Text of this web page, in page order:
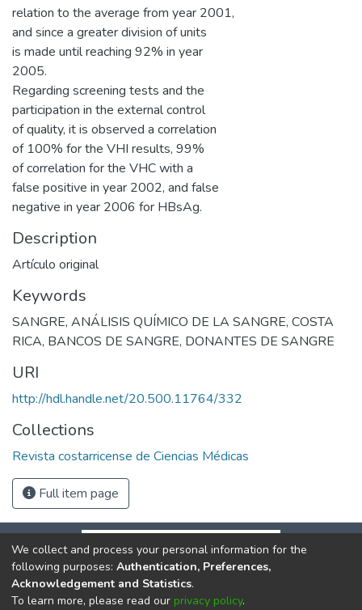
relation to the average from year 2001,
and since a greater division of units
is made until reaching 92% in year
2005.
Regarding screening tests and the
participation in the external control
of quality, it is observed a correlation
of 100% for the VHI results, 99%
of correlation for the VHC with a
false positive in year 2002, and false
negative in year 2006 for HBsAg.
Description
Artículo original
Keywords
SANGRE, ANÁLISIS QUÍMICO DE LA SANGRE, COSTA
RICA, BANCOS DE SANGRE, DONANTES DE SANGRE
URI
http://hdl.handle.net/20.500.11764/332
Collections
Revista costarricense de Ciencias Médicas
Full item page
We collect and process your personal information for the
following purposes: Authentication, Preferences,
Acknowledgement and Statistics.
To learn more, please read our privacy policy.